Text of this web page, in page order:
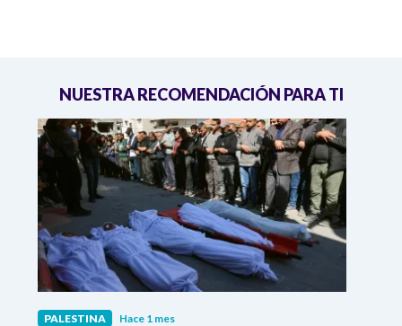
NUESTRA RECOMENDACIÓN PARA TI
PALESTINA Hace 1 mes